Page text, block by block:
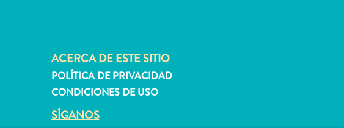
✕
ACERCA DE ESTE SITIO
POLÍTICA DE PRIVACIDAD
CONDICIONES DE USO
SÍGANOS